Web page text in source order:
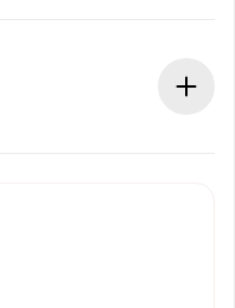
nulla e ti proporremo